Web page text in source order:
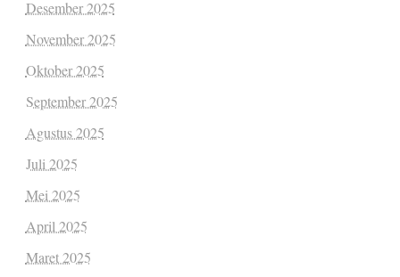
Desember 2025
November 2025
Oktober 2025
September 2025
Agustus 2025
Juli 2025
Mei 2025
April 2025
Maret 2025